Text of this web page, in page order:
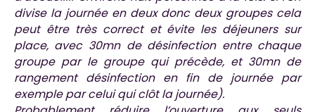
divise la journée en deux donc deux groupes cela
peut être très correct et évite les déjeuners sur
place, avec 30mn de désinfection entre chaque
groupe par le groupe qui précède, et 30mn de
rangement désinfection en fin de journée par
exemple par celui qui clôt la journée).